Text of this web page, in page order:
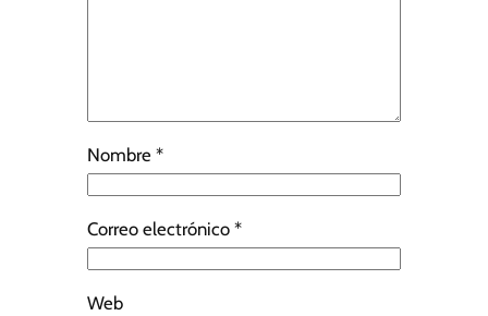
Nombre *
Correo electrónico *
Web